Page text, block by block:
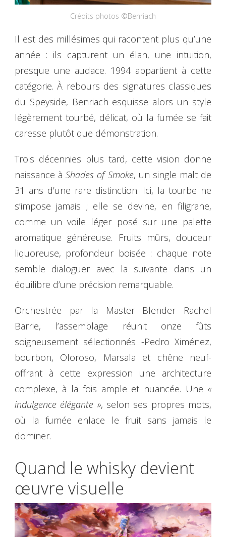
Crédits photos ©Benriach
Il est des millésimes qui racontent plus qu’une
année : ils capturent un élan, une intuition,
presque une audace. 1994 appartient à cette
catégorie. À rebours des signatures classiques
du Speyside, Benriach esquisse alors un style
légèrement tourbé, délicat, où la fumée se fait
caresse plutôt que démonstration.
Trois décennies plus tard, cette vision donne
naissance àShades of Smoke, un single malt de
31 ans d’une rare distinction. Ici, la tourbe ne
s’impose jamais ; elle se devine, en filigrane,
comme un voile léger posé sur une palette
aromatique généreuse. Fruits mûrs, douceur
liquoreuse, profondeur boisée : chaque note
semble dialoguer avec la suivante dans un
équilibre d’une précision remarquable.
Orchestrée par la Master Blender Rachel
Barrie, l’assemblage réunit onze fûts
soigneusement sélectionnés -Pedro Ximénez,
bourbon, Oloroso, Marsala et chêne neuf-
offrant à cette expression une architecture
complexe, à la fois ample et nuancée. Une «
indulgence élégante », selon ses propres mots,
où la fumée enlace le fruit sans jamais le
dominer.
Quand le whisky devient
œuvre visuelle